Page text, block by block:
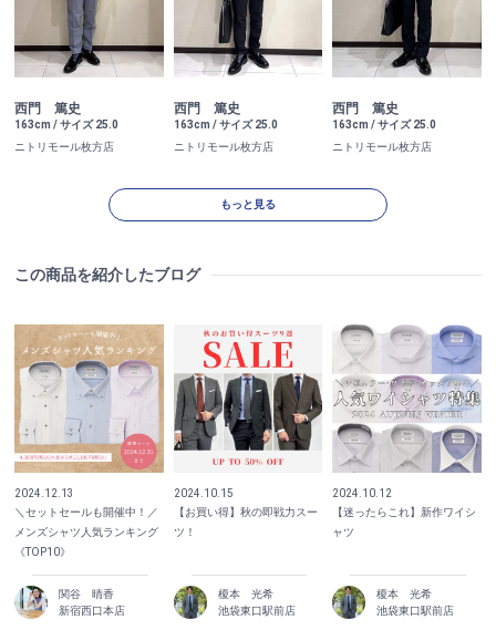
西門 篤史
163cm / サイズ 25.0
ニトリモール枚方店
西門 篤史
163cm / サイズ 25.0
ニトリモール枚方店
西門 篤史
163cm / サイズ 25.0
ニトリモール枚方店
もっと見る
この商品を紹介したブログ
2024.12.13
＼セットセールも開催中！／
メンズシャツ人気ランキング
《TOP10》
関谷 晴香
新宿西口本店
2024.10.15
【お買い得】秋の即戦力スー
ツ！
榎本 光希
池袋東口駅前店
2024.10.12
【迷ったらこれ】新作ワイシ
ャツ
榎本 光希
池袋東口駅前店